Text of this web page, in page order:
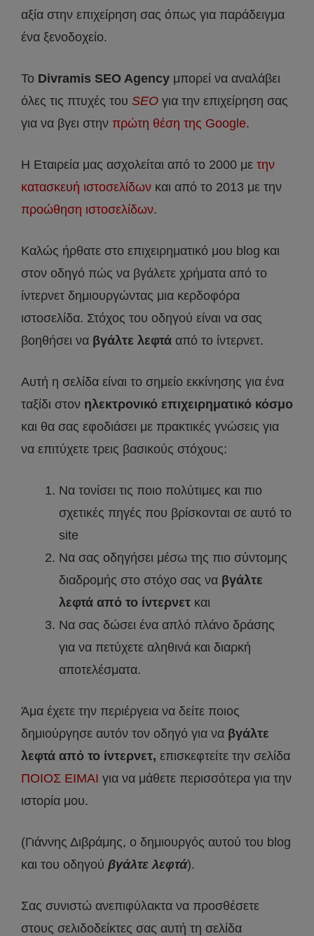
αξία στην επιχείρηση σας όπως για παράδειγμα
ένα ξενοδοχείο.
Το Divramis SEO Agency μπορεί να αναλάβει
όλες τις πτυχές του SEO για την επιχείρηση σας
για να βγει στην πρώτη θέση της Google.
Η Εταιρεία μας ασχολείται από το 2000 με την
κατασκευή ιστοσελίδων και από το 2013 με την
προώθηση ιστοσελίδων.
Καλώς ήρθατε στο επιχειρηματικό μου blog και
στον οδηγό πώς να βγάλετε χρήματα από το
ίντερνετ δημιουργώντας μια κερδοφόρα
ιστοσελίδα. Στόχος του οδηγού είναι να σας
βοηθήσει να βγάλτε λεφτά από το ίντερνετ.
Αυτή η σελίδα είναι το σημείο εκκίνησης για ένα
ταξίδι στον ηλεκτρονικό επιχειρηματικό κόσμο
και θα σας εφοδιάσει με πρακτικές γνώσεις για
να επιτύχετε τρεις βασικούς στόχους:
Να τονίσει τις ποιο πολύτιμες και πιο
σχετικές πηγές που βρίσκονται σε αυτό το
site
Να σας οδηγήσει μέσω της πιο σύντομης
διαδρομής στο στόχο σας να βγάλτε
λεφτά από το ίντερνετ και
Να σας δώσει ένα απλό πλάνο δράσης
για να πετύχετε αληθινά και διαρκή
αποτελέσματα.
Άμα έχετε την περιέργεια να δείτε ποιος
δημιούργησε αυτόν τον οδηγό για να βγάλτε
λεφτά από το ίντερνετ, επισκεφτείτε την σελίδα
ΠΟΙΟΣ ΕΙΜΑΙ για να μάθετε περισσότερα για την
ιστορία μου.
(Γιάννης Διβράμης, ο δημιουργός αυτού του blog
και του οδηγού βγάλτε λεφτά).
Σας συνιστώ ανεπιφύλακτα να προσθέσετε
στους σελιδοδείκτες σας αυτή τη σελίδα